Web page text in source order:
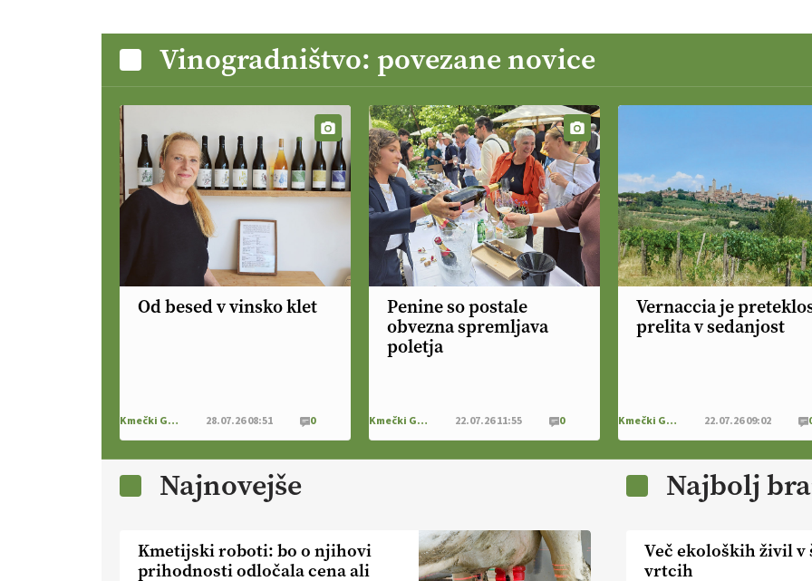
Vinogradništvo: povezane novice
Od besed v vinsko klet
Kmečki Glas 28.07.26 08:51 0
Penine so postale
obvezna spremljava
poletja
Kmečki Glas 22.07.26 11:55 0
Vernaccia je
prelita v sedanjost
Kmečki Glas 22.07.26 09:02
Najnovejše
Kmetijski roboti: bo o njihovi
prihodnosti odločala cena ali
Najbolj
Več ekoloških živil v
vrtcih